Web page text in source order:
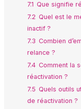
7.1 Que signifie
7.2 Quel est le
inactif ?
7.3 Combien
relance ?
7.4 Comment la
réactivation ?
7.5 Quels outils
de réactivation ?